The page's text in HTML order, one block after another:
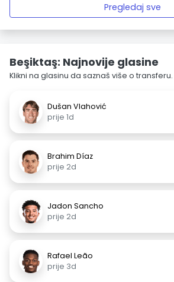
Pregledaj sve
Beşiktaş: Najnovije glasine
Klikni na glasinu da saznaš više o transferu.
Dušan Vlahović
prije 1d
Brahim Díaz
prije 2d
Jadon Sancho
prije 2d
Rafael Leão
prije 3d